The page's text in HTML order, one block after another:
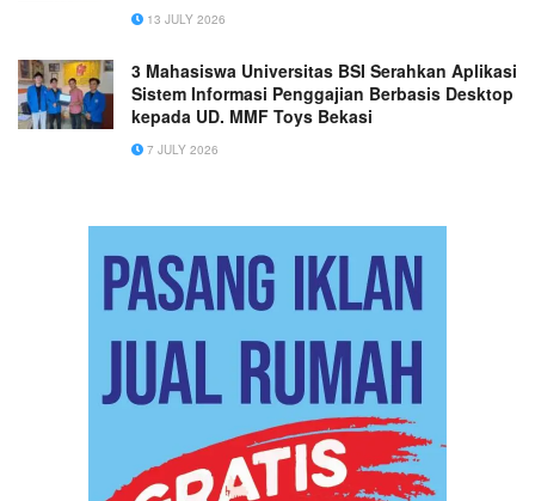
13 JULY 2026
3 Mahasiswa Universitas BSI Serahkan Aplikasi
Sistem Informasi Penggajian Berbasis Desktop
kepada UD. MMF Toys Bekasi
7 JULY 2026